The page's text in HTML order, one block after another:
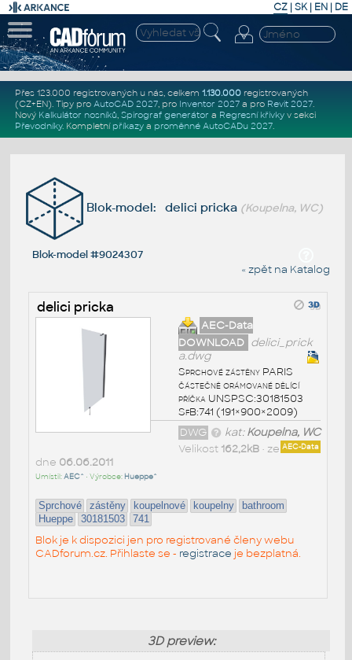
CZ | SK| EN | DE
Přes 123.000 registrovaných u nás, celkem 1.130.000registrovaných
(CZ+EN). Tipy pro AutoCAD 2027, pro Inventor 2027a pro Revit 2027.
Nový Kalkulátor nosníků, Spirograf generátor a Regresní křivkyv sekci
Převodníky. Kompletní příkazya proměnné AutoCADu 2027.
Blok-model: delici pricka (Koupelna, WC)
Blok-model #9024307
« zpět na Katalog
delici pricka
AEC-Data
DOWNLOAD delici_prick
a.dwg
Sprchové zástěny PARIS
částečně orámované dělící
příčka UNSPSC:30181503
SfB:741 (191×900×2009)
kat:Koupelna, WC
DWG
AEC-Data
Velikost 162,2kB• ze
dne 06.06.2011
Umístil:AEC^ • Výrobce: Hueppe^
Sprchové zástěny koupelnové koupelny
bathroom
Hueppe
30181503 741
Blok je k dispozici jen pro registrované členy webu
CADforum.cz. Přihlaste se - registrace je bezplatná.
3D preview: